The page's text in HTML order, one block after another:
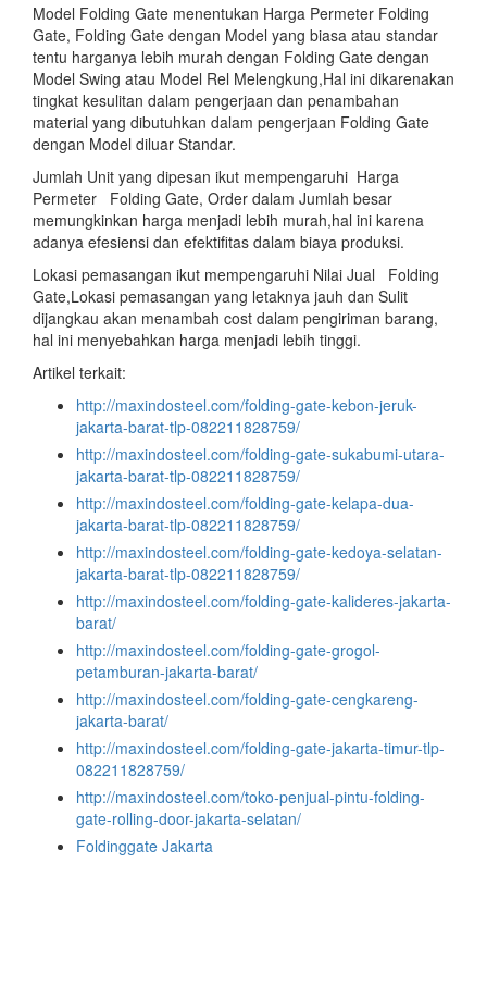
Model Folding Gate menentukan Harga Permeter Folding
Gate, Folding Gate dengan Model yang biasa atau standar
tentu harganya lebih murah dengan Folding Gate dengan
Model Swing atau Model Rel Melengkung,Hal ini dikarenakan
tingkat kesulitan dalam pengerjaan dan penambahan
material yang dibutuhkan dalam pengerjaan Folding Gate
dengan Model diluar Standar.
Jumlah Unit yang dipesan ikut mempengaruhi Harga
Permeter Folding Gate, Order dalam Jumlah besar
memungkinkan harga menjadi lebih murah,hal ini karena
adanya efesiensi dan efektifitas dalam biaya produksi.
Lokasi pemasangan ikut mempengaruhi Nilai Jual Folding
Gate,Lokasi pemasangan yang letaknya jauh dan Sulit
dijangkau akan menambah cost dalam pengiriman barang,
hal ini menyebahkan harga menjadi lebih tinggi.
Artikel terkait:
http://maxindosteel.com/folding-gate-kebon-jeruk-
jakarta-barat-tlp-082211828759/
http://maxindosteel.com/folding-gate-sukabumi-utara-
jakarta-barat-tlp-082211828759/
http://maxindosteel.com/folding-gate-kelapa-dua-
jakarta-barat-tlp-082211828759/
http://maxindosteel.com/folding-gate-kedoya-selatan-
jakarta-barat-tlp-082211828759/
http://maxindosteel.com/folding-gate-kalideres-jakarta-
barat/
http://maxindosteel.com/folding-gate-grogol-
petamburan-jakarta-barat/
http://maxindosteel.com/folding-gate-cengkareng-
jakarta-barat/
http://maxindosteel.com/folding-gate-jakarta-timur-tlp-
082211828759/
http://maxindosteel.com/toko-penjual-pintu-folding-
gate-rolling-door-jakarta-selatan/
Foldinggate Jakarta